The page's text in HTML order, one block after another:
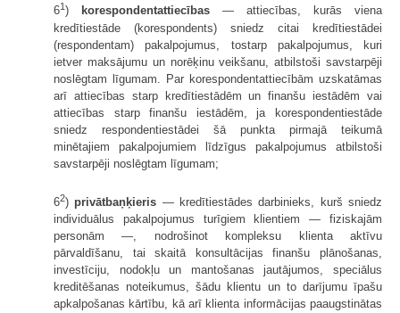
61) korespondentattiecības — attiecības, kurās viena
kredītiestāde (korespondents) sniedz citai kredītiestādei
(respondentam) pakalpojumus, tostarp pakalpojumus, kuri
ietver maksājumu un norēķinu veikšanu, atbilstoši savstarpēji
noslēgtam līgumam. Par korespondentattiecībām uzskatāmas
arī attiecības starp kredītiestādēm un finanšu iestādēm vai
attiecības starp finanšu iestādēm, ja korespondentiestāde
sniedz respondentiestādei šā punkta pirmajā teikumā
minētajiem pakalpojumiem līdzīgus pakalpojumus atbilstoši
savstarpēji noslēgtam līgumam;
62) privātbaņķieris — kredītiestādes darbinieks, kurš sniedz
individuālus pakalpojumus turīgiem klientiem — fiziskajām
personām —, nodrošinot kompleksu klienta aktīvu
pārvaldīšanu, tai skaitā konsultācijas finanšu plānošanas,
investīciju, nodokļu un mantošanas jautājumos, speciālus
kreditēšanas noteikumus, šādu klientu un to darījumu īpašu
apkalpošanas kārtību, kā arī klienta informācijas paaugstinātas